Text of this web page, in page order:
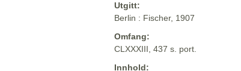
Utgitt:
Berlin : Fischer, 1907
Omfang:
CLXXXIII, 437 s. port.
Innhold: